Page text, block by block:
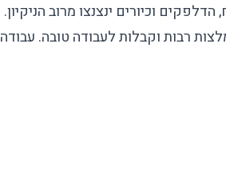
וכיורים ינצנצו מרוב הניקיון.
רבות וקבלות לעבודה טובה. עבודה